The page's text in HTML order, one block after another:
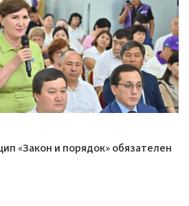
«Закон и порядок» обязателен